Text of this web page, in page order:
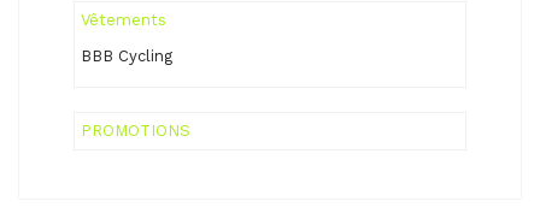
Vêtements
BBB Cycling
PROMOTIONS